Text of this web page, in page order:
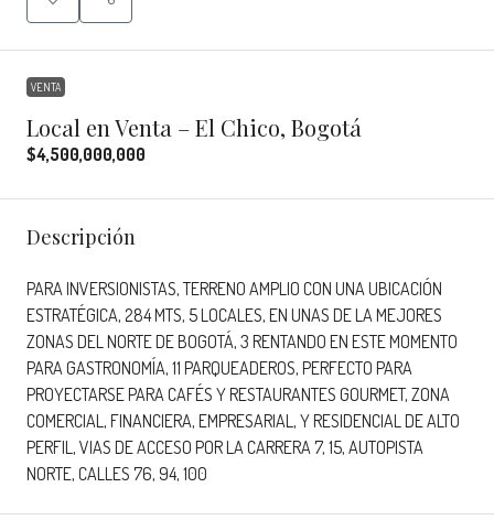
VENTA
Local en Venta – El Chico, Bogotá
$4,500,000,000
Descripción
PARA INVERSIONISTAS, TERRENO AMPLIO CON UNA UBICACIÓN
ESTRATÉGICA, 284 MTS, 5 LOCALES, EN UNAS DE LA MEJORES
ZONAS DEL NORTE DE BOGOTÁ, 3 RENTANDO EN ESTE MOMENTO
PARA GASTRONOMÍA, 11 PARQUEADEROS, PERFECTO PARA
PROYECTARSE PARA CAFÉS Y RESTAURANTES GOURMET, ZONA
COMERCIAL, FINANCIERA, EMPRESARIAL, Y RESIDENCIAL DE ALTO
PERFIL, VIAS DE ACCESO POR LA CARRERA 7, 15, AUTOPISTA
NORTE, CALLES 76, 94, 100